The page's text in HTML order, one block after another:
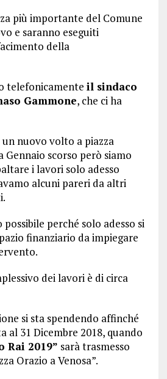
più importante del Comune
e saranno eseguiti
della
telefonicamente il sindaco
Gammone, che ci ha
un nuovo volto a piazza
Gennaio scorso però siamo
i lavori solo adesso
alcuni pareri da altri
perché solo adesso si
finanziario da impiegare
dei lavori è di circa
si sta spendendo affinché
al 31 Dicembre 2018, quando
Rai 2019” sarà trasmesso
Orazio a Venosa”.